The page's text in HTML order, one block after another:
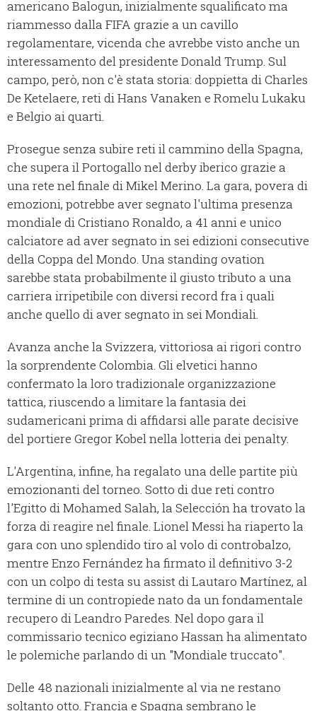
americano Balogun, inizialmente squalificato ma
riammesso dalla FIFA grazie a un cavillo
regolamentare, vicenda che avrebbe visto anche un
interessamento del presidente Donald Trump. Sul
campo, però, non c'è stata storia: doppietta di Charles
De Ketelaere, reti di Hans Vanaken e Romelu Lukaku
e Belgio ai quarti.
Prosegue senza subire reti il cammino della Spagna,
che supera il Portogallo nel derby iberico grazie a
una rete nel finale di Mikel Merino. La gara, povera di
emozioni, potrebbe aver segnato l'ultima presenza
mondiale di Cristiano Ronaldo, a 41 anni e unico
calciatore ad aver segnato in sei edizioni consecutive
della Coppa del Mondo. Una standing ovation
sarebbe stata probabilmente il giusto tributo a una
carriera irripetibile con diversi record fra i quali
anche quello di aver segnato in sei Mondiali.
Avanza anche la Svizzera, vittoriosa ai rigori contro
la sorprendente Colombia. Gli elvetici hanno
confermato la loro tradizionale organizzazione
tattica, riuscendo a limitare la fantasia dei
sudamericani prima di affidarsi alle parate decisive
del portiere Gregor Kobel nella lotteria dei penalty.
L'Argentina, infine, ha regalato una delle partite più
emozionanti del torneo. Sotto di due reti contro
l'Egitto di Mohamed Salah, la Selección ha trovato la
forza di reagire nel finale. Lionel Messi ha riaperto la
gara con uno splendido tiro al volo di controbalzo,
mentre Enzo Fernández ha firmato il definitivo 3-2
con un colpo di testa su assist di Lautaro Martínez, al
termine di un contropiede nato da un fondamentale
recupero di Leandro Paredes. Nel dopo gara il
commissario tecnico egiziano Hassan ha alimentato
le polemiche parlando di un "Mondiale truccato".
Delle 48 nazionali inizialmente al via ne restano
soltanto otto. Francia e Spagna sembrano le